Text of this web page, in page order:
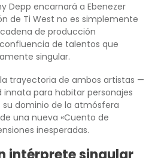
Depp encarnará a Ebenezer
de Ti West no es simplemente
de producción
de talentos que
singular.
trayectoria de ambos artistas —
para habitar personajes
dominio de la atmósfera
una nueva «Cuento de
inesperadas.